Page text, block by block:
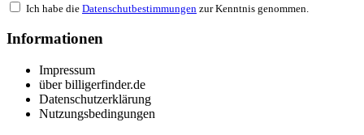
Ich habe die Datenschutbestimmungen zur Kenntnis genommen.
Informationen
Impressum
über billigerfinder.de
Datenschutzerklärung
Nutzungsbedingungen